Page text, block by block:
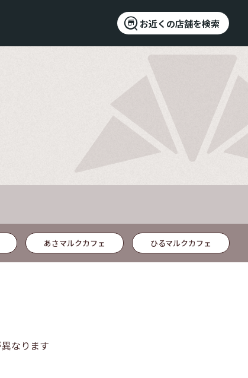
お近くの店舗を検索
あさマルクカフェ ひるマルクカフェ
なります